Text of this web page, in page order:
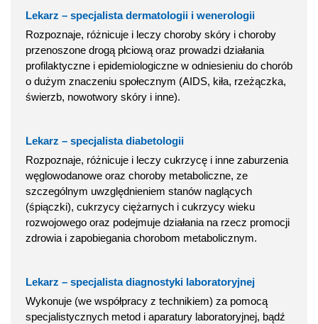
Lekarz – specjalista dermatologii i wenerologii
Rozpoznaje, różnicuje i leczy choroby skóry i choroby
przenoszone drogą płciową oraz prowadzi działania
profilaktyczne i epidemiologiczne w odniesieniu do chorób
o dużym znaczeniu społecznym (AIDS, kiła, rzeżączka,
świerzb, nowotwory skóry i inne).
Lekarz – specjalista diabetologii
Rozpoznaje, różnicuje i leczy cukrzycę i inne zaburzenia
węglowodanowe oraz choroby metaboliczne, ze
szczególnym uwzględnieniem stanów naglących
(śpiączki), cukrzycy ciężarnych i cukrzycy wieku
rozwojowego oraz podejmuje działania na rzecz promocji
zdrowia i zapobiegania chorobom metabolicznym.
Lekarz – specjalista diagnostyki laboratoryjnej
Wykonuje (we współpracy z technikiem) za pomocą
specjalistycznych metod i aparatury laboratoryjnej, bądź